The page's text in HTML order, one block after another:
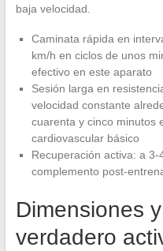
baja velocidad.
Caminata rápida en
km/h en ciclos de unos
efectivo en este aparato
Sesión larga en
velocidad constante
cuarenta y cinco minutos
cardiovascular básico
Recuperación activa: a
complemento post-
Dimensiones
verdadero